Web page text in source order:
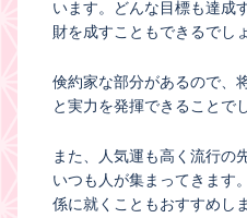
います。どんな目標も達成
財を成すこともできるでし
倹約家な部分があるので、
と実力を発揮できることで
また、人気運も高く流行の
いつも人が集まってきます
係に就くこともおすすめしま